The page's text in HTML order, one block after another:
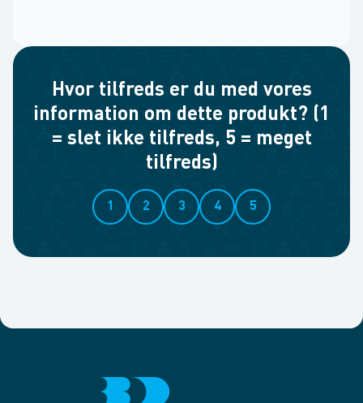
Hvor tilfreds er du med vores
information om dette produkt? (1
= slet ikke tilfreds, 5 = meget
tilfreds)
1 2 3 4 5